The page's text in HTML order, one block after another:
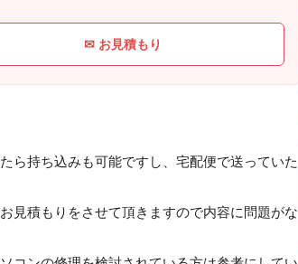
✉ お見積もり
ら持ち込みも可能ですし、宅配便で送っていた
見積もりをさせて頂きますので内容に問題がな